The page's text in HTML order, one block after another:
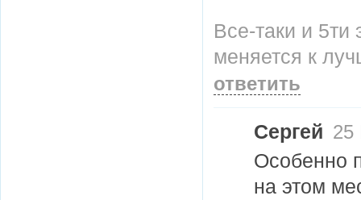
Все-таки и 5ти
меняется к
ответить
Сергей 25
Особенно
на этом